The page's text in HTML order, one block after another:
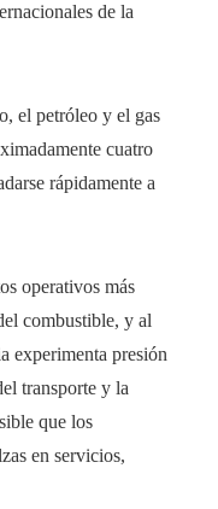
de la
el petróleo y el gas
cuatro
rápidamente a
operativos más
combustible, y al
experimenta presión
transporte y la
que los
en servicios,